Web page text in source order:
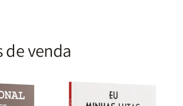
de venda